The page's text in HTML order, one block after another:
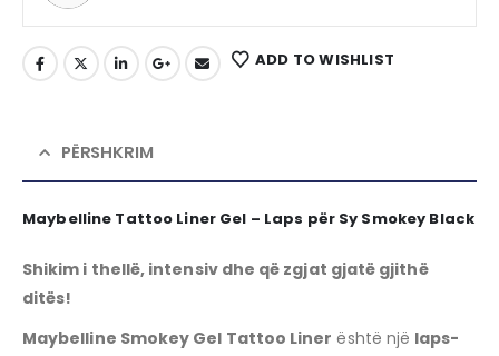
ADD TO WISHLIST
PËRSHKRIM
Maybelline Tattoo Liner Gel – Laps për Sy Smokey Black
Shikim i thellë, intensiv dhe që zgjat gjatë gjithë
ditës!
Maybelline Smokey Gel Tattoo Liner është një laps-